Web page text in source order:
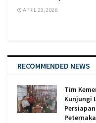
APRIL 23, 2026
RECOMMENDED NEWS
Tim
Kunjungi